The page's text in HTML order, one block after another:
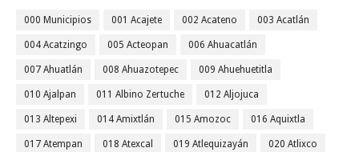
000 Municipios 001 Acajete 002 Acateno 003 Acatlán
004 Acatzingo 005 Acteopan 006 Ahuacatlán
007 Ahuatlán 008 Ahuazotepec 009 Ahuehuetitla
010 Ajalpan 011 Albino Zertuche 012 Aljojuca
013 Altepexi 014 Amixtlán 015 Amozoc 016 Aquixtla
017 Atempan 018 Atexcal 019 Atlequizayán 020 Atlixco